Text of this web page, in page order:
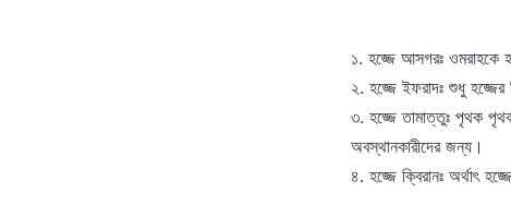
১. হজ্জে আসগরঃ ওমরাহকে
২. হজ্জে ইফরাদঃ শুধু হজ্জের
৩. হজ্জে তামাত্তুঃ পৃথক
অবস্থানকারীদের জন্য।
৪. হজ্জে ক্বিরানঃ অর্থাৎ